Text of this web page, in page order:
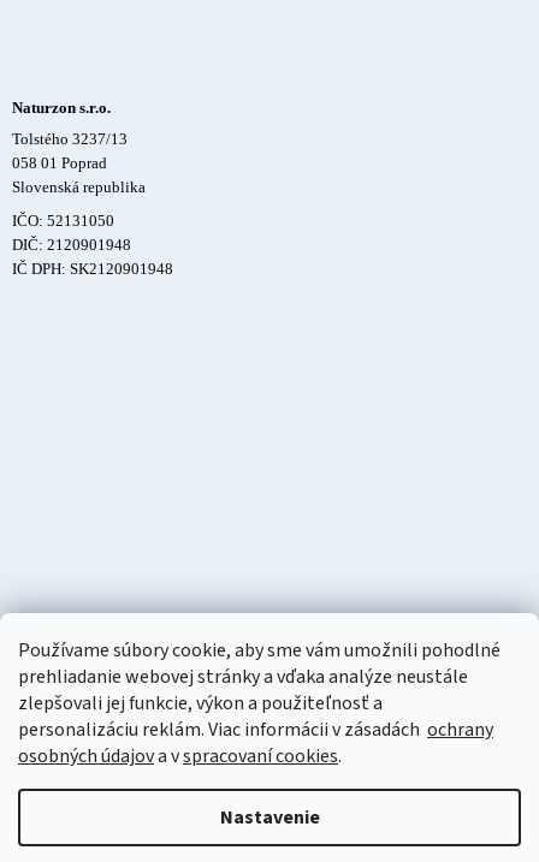
Používame súbory cookie, aby sme vám umožnili pohodlné
prehliadanie webovej stránky a vďaka analýze neustále
zlepšovali jej funkcie, výkon a použiteľnosť a
personalizáciu reklám. Viac informácii v zásadách ochrany
osobných údajova vspracovaní cookies.
Nastavenie
Naturzon s.r.o.
Tolstého 3237/13
058 01 Poprad
Slovenská republika
IČO: 52131050
DIČ: 2120901948
IČ DPH: SK2120901948
Vytvoril Shoptet
Copyright 2026Naturzon. Všetky práva vyhradené.Upraviť